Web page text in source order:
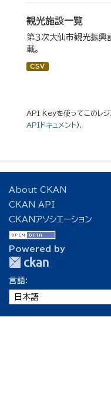
観光施設一覧
第３次大仙市観光振興
載。
CSV
API Keyを使ってこのレジ
APIドキュメント).
About CKAN
CKAN API
CKANアソシエーション
Powered by
言語